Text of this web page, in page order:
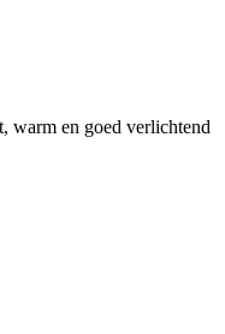
warm en goed verlichtend